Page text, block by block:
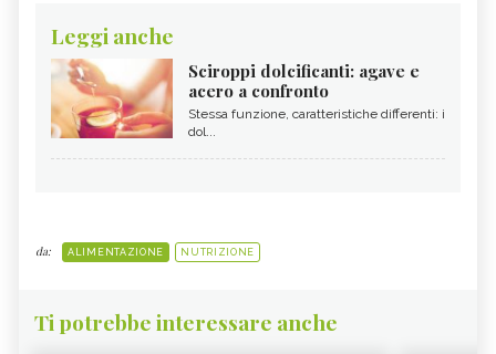
Leggi anche
Sciroppi dolcificanti: agave e
acero a confronto
Stessa funzione, caratteristiche differenti: i
dol...
da: ALIMENTAZIONE NUTRIZIONE
Ti potrebbe interessare anche